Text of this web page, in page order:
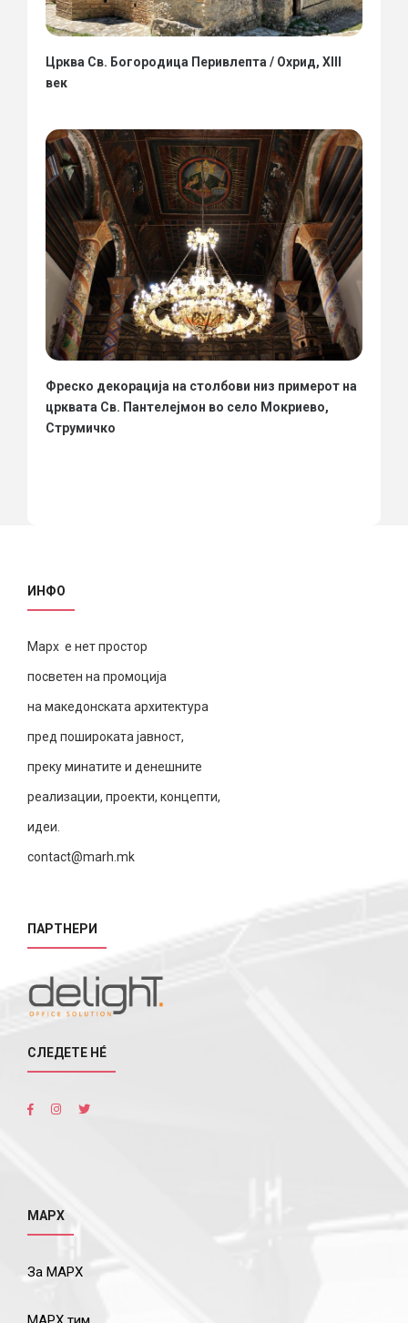
Црква Св. Богородица Перивлепта / Охрид, XIII
век
Фреско декорација на столбови низ примерот на
црквата Св. Пантелејмон во село Мокриево,
Струмичко
ИНФО
Марх е нет простор
посветен на промоција
на македонската архитектура
пред пошироката јавност,
преку минатите и денешните
реализации, проекти, концепти,
идеи.
contact@marh.mk
ПАРТНЕРИ
СЛЕДЕТЕ НÉ
МАРХ
За МАРХ